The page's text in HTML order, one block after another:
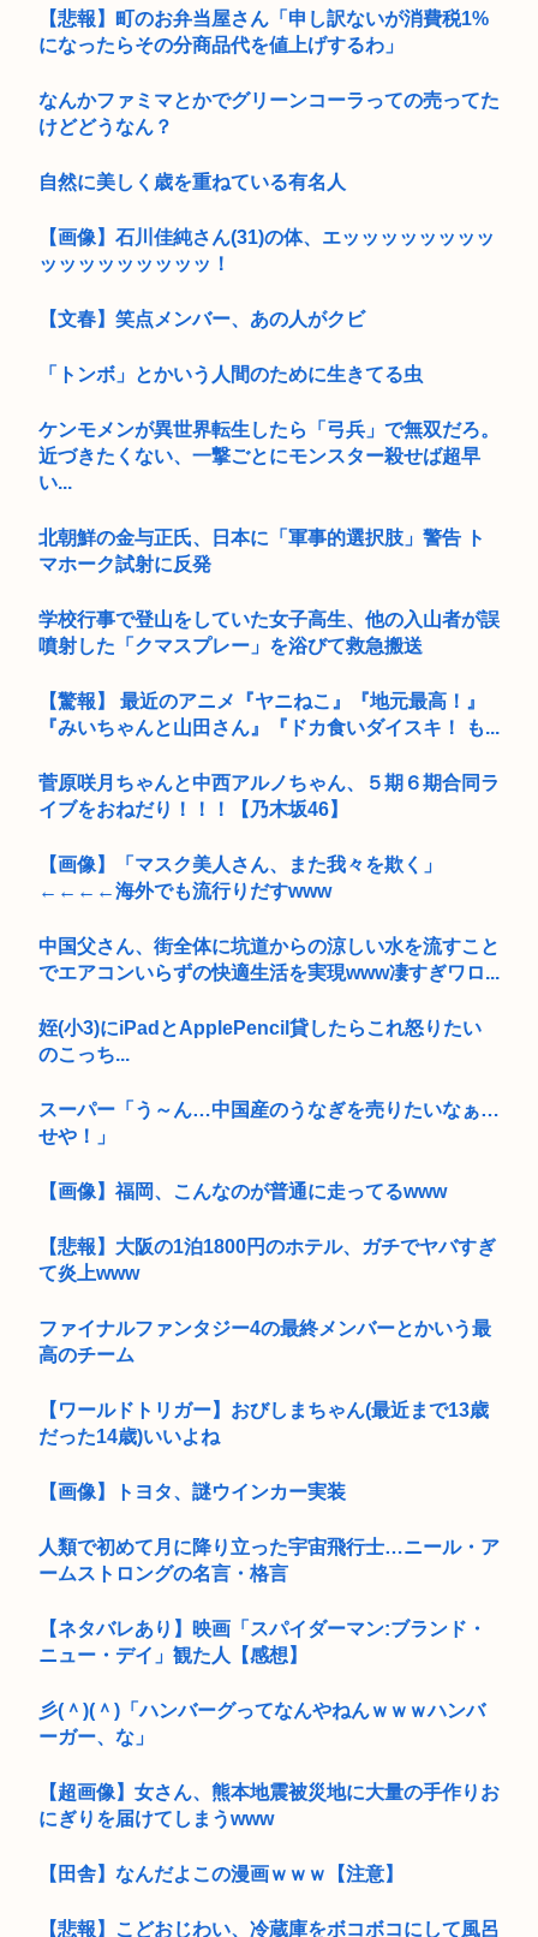
【悲報】町のお弁当屋さん「申し訳ないが消費税1%
になったらその分商品代を値上げするわ」
なんかファミマとかでグリーンコーラっての売ってた
けどどうなん？
自然に美しく歳を重ねている有名人
【画像】石川佳純さん(31)の体、エッッッッッッッッ
ッッッッッッッッッ！
【文春】笑点メンバー、あの人がクビ
「トンボ」とかいう人間のために生きてる虫
ケンモメンが異世界転生したら「弓兵」で無双だろ。
近づきたくない、一撃ごとにモンスター殺せば超早
い...
北朝鮮の金与正氏、日本に「軍事的選択肢」警告 ト
マホーク試射に反発
学校行事で登山をしていた女子高生、他の入山者が誤
噴射した「クマスプレー」を浴びて救急搬送
【驚報】 最近のアニメ『ヤニねこ』『地元最高！』
『みいちゃんと山田さん』『ドカ食いダイスキ！ も...
菅原咲月ちゃんと中西アルノちゃん、５期６期合同ラ
イブをおねだり！！！【乃木坂46】
【画像】「マスク美人さん、また我々を欺く」
←←←←海外でも流行りだすwww
中国父さん、街全体に坑道からの涼しい水を流すこと
でエアコンいらずの快適生活を実現www凄すぎワロ...
姪(小3)にiPadとApplePencil貸したらこれ怒りたい
のこっち...
スーパー「う～ん…中国産のうなぎを売りたいなぁ…
せや！」
【画像】福岡、こんなのが普通に走ってるwww
【悲報】大阪の1泊1800円のホテル、ガチでヤバすぎ
て炎上www
ファイナルファンタジー4の最終メンバーとかいう最
高のチーム
【ワールドトリガー】おびしまちゃん(最近まで13歳
だった14歳)いいよね
【画像】トヨタ、謎ウインカー実装
人類で初めて月に降り立った宇宙飛行士…ニール・ア
ームストロングの名言・格言
【ネタバレあり】映画「スパイダーマン:ブランド・
ニュー・デイ」観た人【感想】
彡(＾)(＾)「ハンバーグってなんやねんｗｗｗハンバ
ーガー、な」
【超画像】女さん、熊本地震被災地に大量の手作りお
にぎりを届けてしまうwww
【田舎】なんだよこの漫画ｗｗｗ【注意】
【悲報】こどおじわい、冷蔵庫をボコボコにして風呂